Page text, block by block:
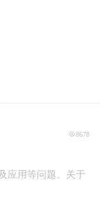
8678
应用等问题。关于